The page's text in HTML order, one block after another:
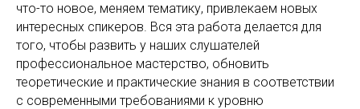
что-то новое, меняем тематику, привлекаем новых
интересных спикеров. Вся эта работа делается для
того, чтобы развить у наших слушателей
профессиональное мастерство, обновить
теоретические и практические знания в соответствии
с современными требованиями к уровню